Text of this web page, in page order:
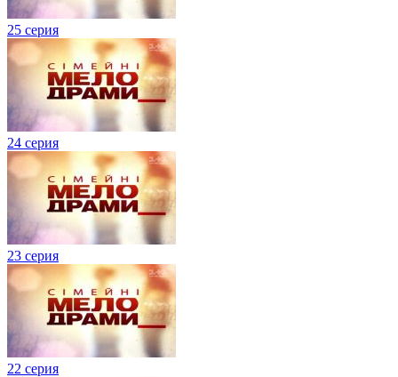
25 серия
24 серия
23 серия
22 серия